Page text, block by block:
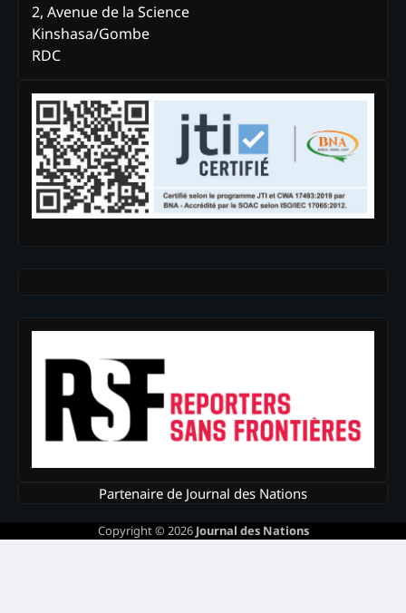
2, Avenue de la Science
Kinshasa/Gombe
RDC
Partenaire de Journal des Nations
Copyright © 2026 Journal des Nations